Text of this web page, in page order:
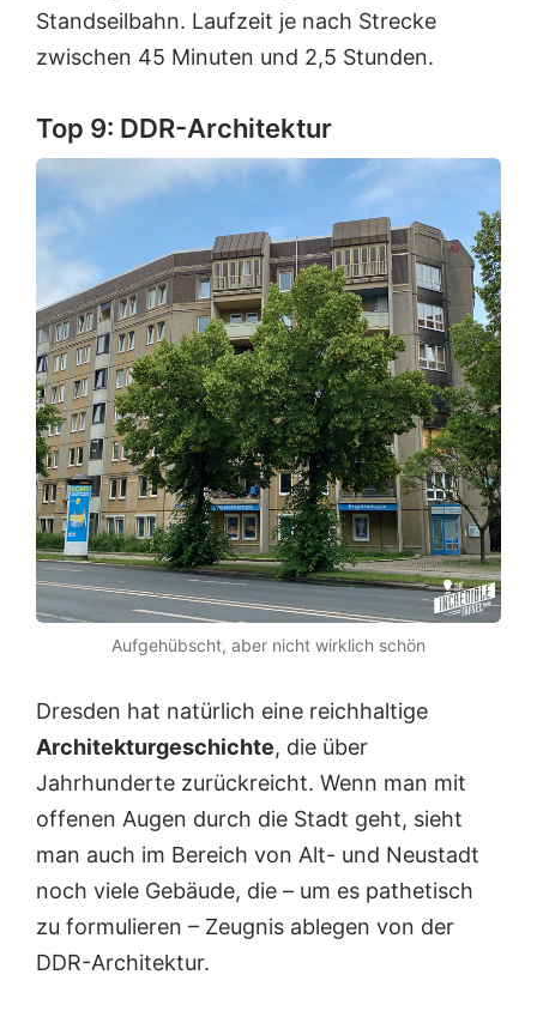
Standseilbahn. Laufzeit je nach Strecke
zwischen 45 Minuten und 2,5 Stunden.
Top 9: DDR-Architektur
Aufgehübscht, aber nicht wirklich schön
Dresden hat natürlich eine reichhaltige
Architekturgeschichte, die über
Jahrhunderte zurückreicht. Wenn man mit
offenen Augen durch die Stadt geht, sieht
man auch im Bereich von Alt- und Neustadt
noch viele Gebäude, die – um es pathetisch
zu formulieren – Zeugnis ablegen von der
DDR-Architektur.